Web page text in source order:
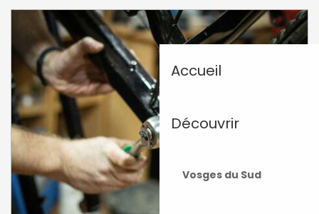
Accueil
Découvrir
Vosges du Sud